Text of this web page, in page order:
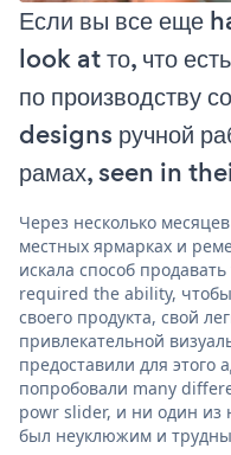
Если вы все еще
look at то, что
по производству
designs ручной
рамах, seen in
Через несколько
местных ярмарках и
искала способ
required the ability, чтобы
своего продукта, свой
привлекательной
предоставили для этого
попробовали many
powr slider, и ни один из
был неуклюжим и